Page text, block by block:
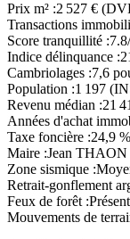
Prix m² :2 527 €
Transactions
Score tranquillité :
Indice délinquance :
Cambriolages :7,6
Population :1 197
Revenu médian :21
Années d'achat
Taxe foncière :24,9 %
Maire :Jean THAON
Zone sismique :
Retrait-gonflement
Feux de forêt:
Mouvements de